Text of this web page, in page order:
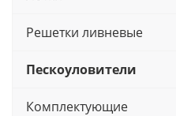
Решетки ливневые
Пескоуловители
Комплектующие